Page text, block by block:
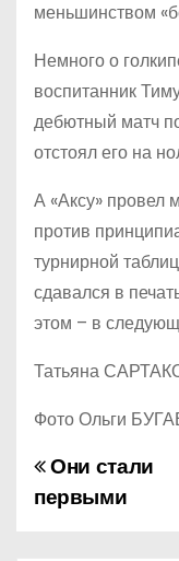
меньшинством
Немного о
воспитанник
дебютный матч
отстоял его на
А «Аксу» провел
против
турнирной
сдавался в
этом – в
Татьяна
Фото Ольги
НОни стали
первыми